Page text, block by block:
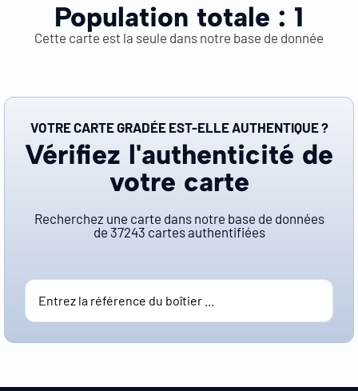
Population totale : 1
Cette carte est la seule dans notre base de donnée
VOTRE CARTE GRADÉE EST-ELLE AUTHENTIQUE ?
Vérifiez l'authenticité de
votre carte
Recherchez une carte dans notre base de données
de 37243 cartes authentifiées